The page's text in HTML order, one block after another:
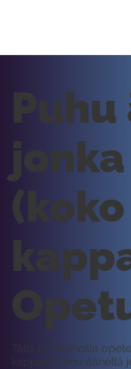
(koko
Tällä oppitunnilla
kappale Puhu äänellä